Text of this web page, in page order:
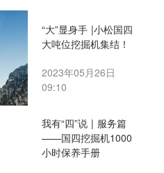
“大”显身手 |小松国四
大吨位挖掘机集结！
2023年05月26日
09:10
我有“四”说 | 服务篇
——国四挖掘机1000
小时保养手册